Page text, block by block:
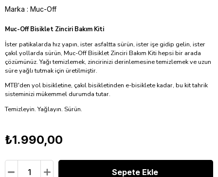
Marka : Muc-Off
Muc-Off Bisiklet Zinciri Bakım Kiti
İster patikalarda hız yapın, ister asfaltta sürün, ister işe gidip gelin, ister
çakıl yollarda sürün, Muc-Off Bisiklet Zinciri Bakım Kiti hepsi bir arada
çözümünüz. Yağı temizlemek, zincirinizi derinlemesine temizlemek ve uzun
süre yağlı tutmak için üretilmiştir.
MTB'den yol bisikletine, çakıl bisikletinden e-bisiklete kadar, bu kit tahrik
sisteminizi mükemmel durumda tutar.
Temizleyin. Yağlayın. Sürün.
₺1.990,00